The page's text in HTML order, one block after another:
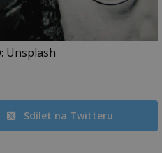
Unsplash
Sdílet na Twitteru